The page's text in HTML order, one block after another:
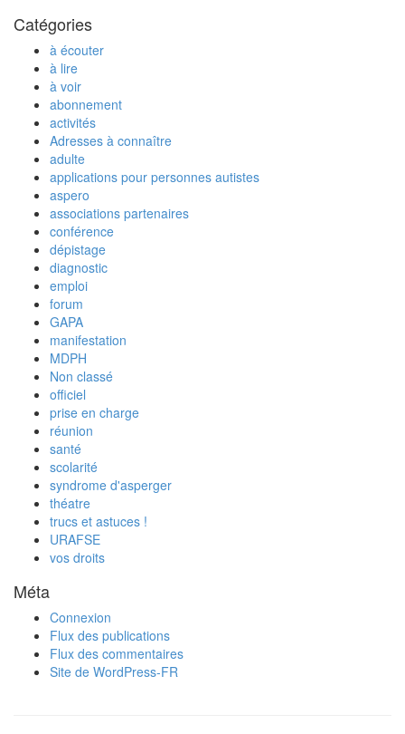
Catégories
à écouter
à lire
à voir
abonnement
activités
Adresses à connaître
adulte
applications pour personnes autistes
aspero
associations partenaires
conférence
dépistage
diagnostic
emploi
forum
GAPA
manifestation
MDPH
Non classé
officiel
prise en charge
réunion
santé
scolarité
syndrome d'asperger
théatre
trucs et astuces !
URAFSE
vos droits
Méta
Connexion
Flux des publications
Flux des commentaires
Site de WordPress-FR